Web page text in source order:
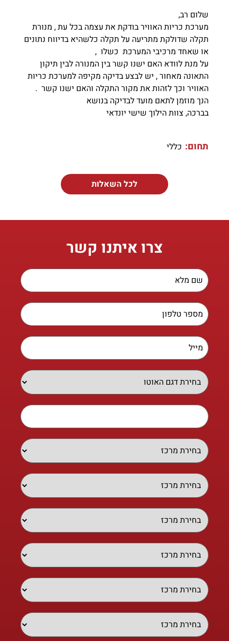
שלום רב,
מערכת כריות האוויר בודקת את עצמה בכל עת , מנורת
תקלה שדולקת מתריעה על תקלה כלשהיא בדיווח נתונים
או שאחד מרכיבי המערכת כשלו ,
על מנת לוודא האם ישנו קשר בין המנורה לבין תיקון
התאונה מאחור , יש לבצע בדיקה מקיפה למערכת כריות
האוויר וכך לזהות את מקור התקלה והאם ישנו קשר .
הנך מוזמן לתאם מועד לבדיקה בנושא
בברכה, צוות הילוך שישי יונדאי
תחום: כללי
לכל השאלות
צרו איתנו קשר